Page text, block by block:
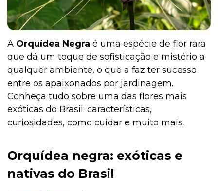
Jardinagem
A Orquídea Negra é uma espécie de flor rara
que dá um toque de sofisticação e mistério a
qualquer ambiente, o que a faz ter sucesso
entre os apaixonados por jardinagem.
Conheça tudo sobre uma das flores mais
exóticas do Brasil: características,
curiosidades, como cuidar e muito mais.
Orquídea negra: exóticas e
nativas do Brasil